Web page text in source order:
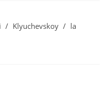
/ Klyuchevskoy / la